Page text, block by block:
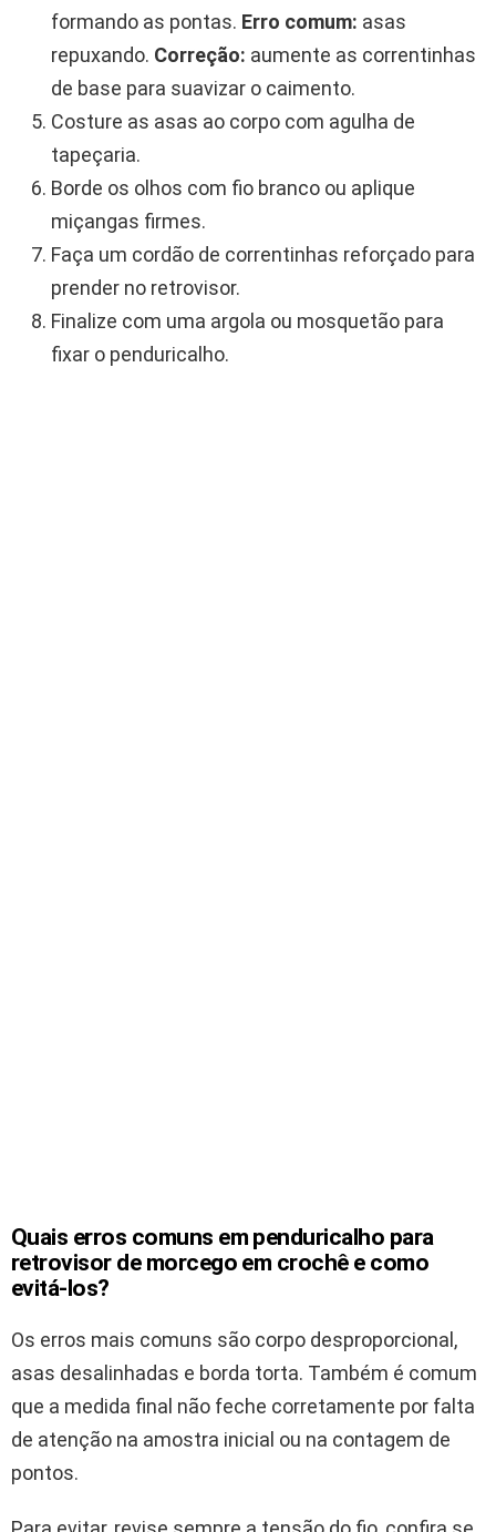
formando as pontas. Erro comum: asas
repuxando. Correção: aumente as correntinhas
de base para suavizar o caimento.
Costure as asas ao corpo com agulha de
tapeçaria.
Borde os olhos com fio branco ou aplique
miçangas firmes.
Faça um cordão de correntinhas reforçado para
prender no retrovisor.
Finalize com uma argola ou mosquetão para
fixar o penduricalho.
Quais erros comuns em penduricalho para
retrovisor de morcego em crochê e como
evitá-los?
Os erros mais comuns são corpo desproporcional,
asas desalinhadas e borda torta. Também é comum
que a medida final não feche corretamente por falta
de atenção na amostra inicial ou na contagem de
pontos.